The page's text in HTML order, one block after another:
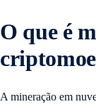
O que é
A mineração em